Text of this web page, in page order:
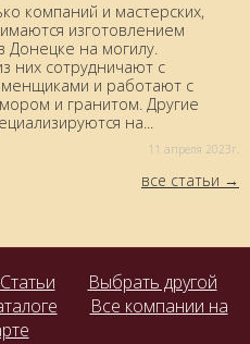
компаний и мастерских,
изготовлением
Донецке на могилу.
них сотрудничают с
и работают с
и гранитом. Другие
на...
11 aпреля 2023г.
все статьи
Статьи
Выбрать другой
Все компании на